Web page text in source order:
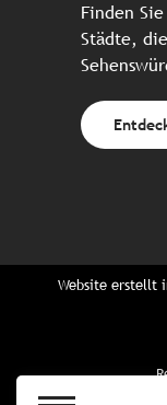
Finden
Städte,
Website erstellt